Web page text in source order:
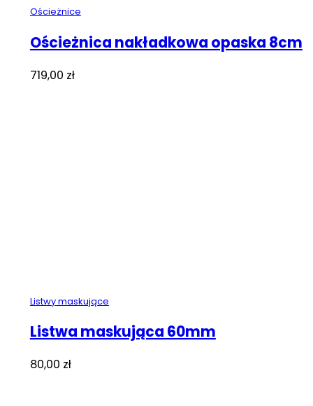
Ościeżnice
Ościeżnica nakładkowa opaska 8cm
719,00 zł
Listwy maskujące
Listwa maskująca 60mm
80,00 zł